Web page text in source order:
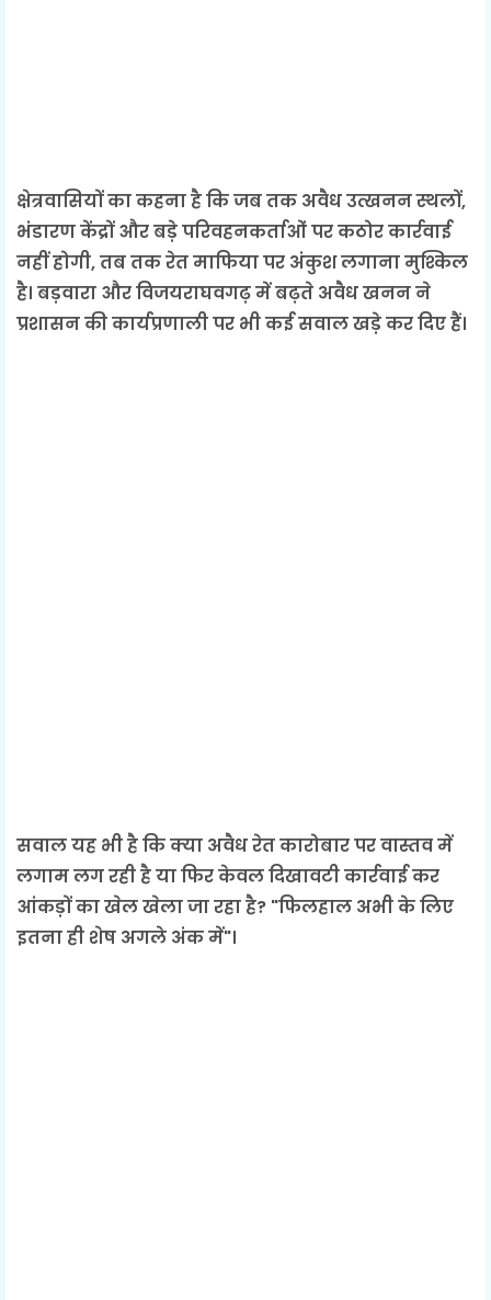
क्षेत्रवासियों का कहना है कि जब तक अवैध उत्खनन स्थलों,
भंडारण केंद्रों और बड़े परिवहनकर्ताओं पर कठोर कार्रवाई
नहीं होगी, तब तक रेत माफिया पर अंकुश लगाना मुश्किल
है। बड़वारा और विजयराघवगढ़ में बढ़ते अवैध खनन ने
प्रशासन की कार्यप्रणाली पर भी कई सवाल खड़े कर दिए हैं।
सवाल यह भी है कि क्या अवैध रेत कारोबार पर वास्तव में
लगाम लग रही है या फिर केवल दिखावटी कार्रवाई कर
आंकड़ों का खेल खेला जा रहा है? "फिलहाल अभी के लिए
इतना ही शेष अगले अंक में"।